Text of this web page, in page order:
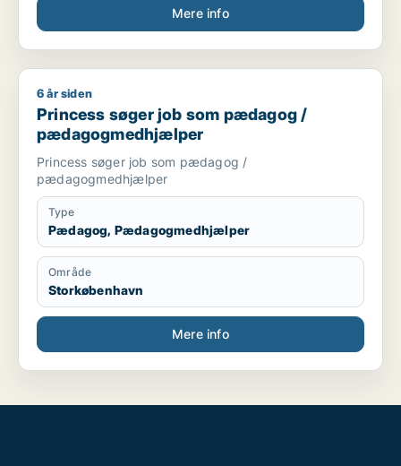
Mere info
Princess søger job som pædagog / pædagogmedhjælper
6 år siden
Princess søger job som pædagog /
pædagogmedhjælper
Princess søger job som pædagog /
pædagogmedhjælper
Type
Pædagog, Pædagogmedhjælper
Område
Storkøbenhavn
Mere info